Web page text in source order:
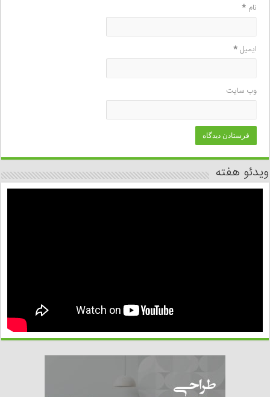
نام*
ایمیل*
وب‌ سایت
ویدئو هفته